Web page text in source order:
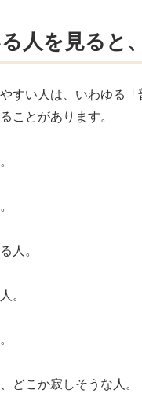
人を見ると
すい人は、いわゆる
ことがあります。
人。
。
どこか寂しそうな人。